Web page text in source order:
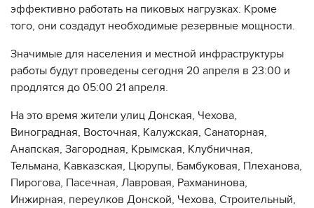
эффективно работать на пиковых нагрузках. Кроме
того, они создадут необходимые резервные мощности.
Значимые для населения и местной инфраструктуры
работы будут проведены сегодня 20 апреля в 23:00 и
продлятся до 05:00 21 апреля.
На это время жители улиц Донская, Чехова,
Виноградная, Восточная, Калужская, Санаторная,
Анапская, Загородная, Крымская, Клубничная,
Тельмана, Кавказская, Цюрупы, Бамбуковая, Плеханова,
Пирогова, Пасечная, Лавровая, Рахманинова,
Инжирная, переулков Донской, Чехова, Строительный,